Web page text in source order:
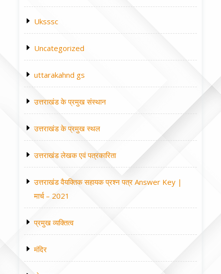
Uksssc
Uncategorized
uttarakahnd gs
उत्तराखंड के प्रमुख संस्थान
उत्तराखंड के प्रमुख स्थल
उत्तराखंड लेखक एवं पत्रकारिता
उत्तराखंड वैयक्तिक सहायक प्रश्न पत्र Answer Key |
मार्च – 2021
प्रमुख व्यक्तित्व
मंदिर